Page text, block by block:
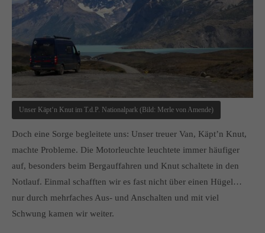
Unser Käpt‘n Knut im T.d.P. Nationalpark (Bild: Merle von Amende)
Doch eine Sorge begleitete uns: Unser treuer Van, Käpt’n Knut,
machte Probleme. Die Motorleuchte leuchtete immer häufiger
auf, besonders beim Bergauffahren und Knut schaltete in den
Notlauf. Einmal schafften wir es fast nicht über einen Hügel…
nur durch mehrfaches Aus- und Anschalten und mit viel
Schwung kamen wir weiter.